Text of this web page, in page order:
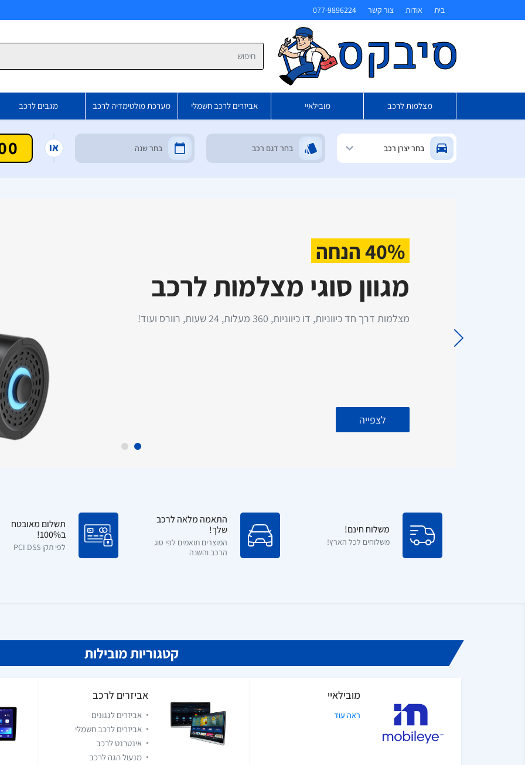
בית אודות צור קשר 077-9896224
מצלמות לרכב מובילאיי אביזרים לרכב חשמלי מערכת מולטימדיה לרכב מגבים לרכב
חפש
או
התקנת מסך עם מצלמת רוורס
לרכב מסחרי - כולל התקנה עד
מטען מהיר לרכב
TurboCharge 3A – עוצמה
40% הנחה
מגוון סוגי מצלמות לרכב
מצלמות דרך חד כיווניות, דו כיווניות, 360 מעלות, 24 שעות, רוורס ועוד!
לצפייה
משלוח חינם!
משלוחים לכל הארץ!
התאמה מלאה לרכב
שלך!
המוצרים תואמים לפי סוג
הרכב והשנה
תשלום מאובטח
ב100%!
לפי תקן PCI DSS
קטגוריות מובילות
מובילאיי
ראה עוד
אביזרים לרכב
אביזרים לגגונים
אביזרים לרכב חשמלי
אינטרנט לרכב
מנעול הגה לרכב